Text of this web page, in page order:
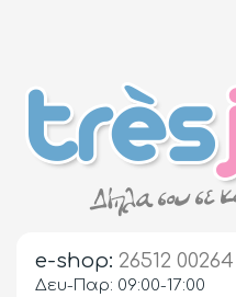
e-shop: 26512 00264
Δευ-Παρ: 09:00-17:00